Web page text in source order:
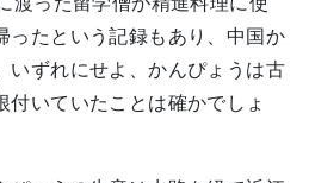
ったという記録もあり、中国か
いずれにせよ、かんぴょうは古
付いていたことは確かでしょ